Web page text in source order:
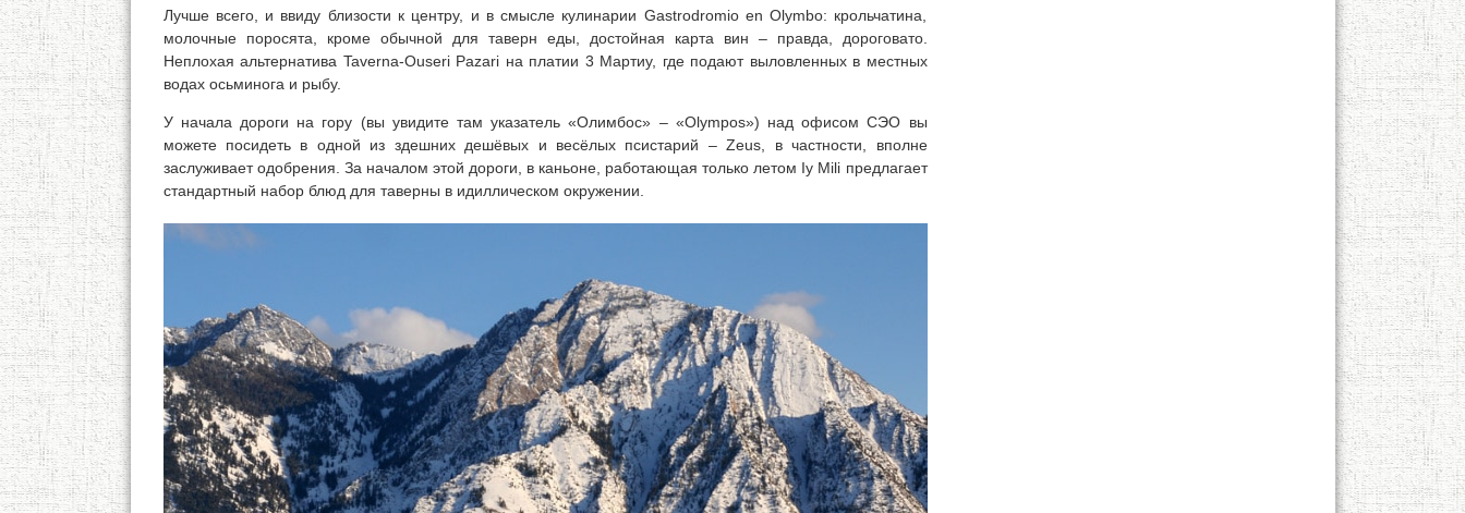
Лучше всего, и ввиду близости к центру, и в смысле кулинарии Gastrodromio en Olymbo: крольчатина,
молочные поросята, кроме обычной для таверн еды, достойная карта вин – правда, дороговато.
Неплохая альтернатива Taverna-Ouseri Pazari на платии 3 Мартиу, где подают выловленных в местных
водах осьминога и рыбу.
У начала дороги на гору (вы увидите там указатель «Олимбос» – «Olympos») над офисом СЭО вы
можете посидеть в одной из здешних дешёвых и весёлых псистарий – Zeus, в частности, вполне
заслуживает одобрения. За началом этой дороги, в каньоне, работающая только летом Iy Mili предлагает
стандартный набор блюд для таверны в идиллическом окружении.